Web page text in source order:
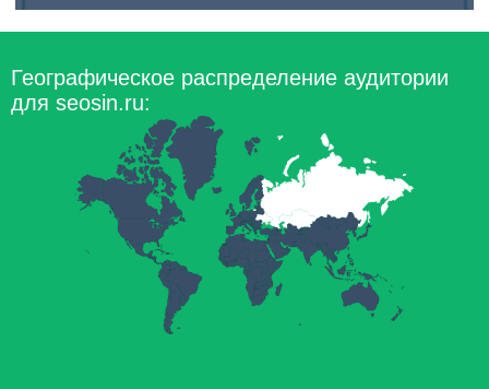
Географическое распределение аудитории
для seosin.ru: